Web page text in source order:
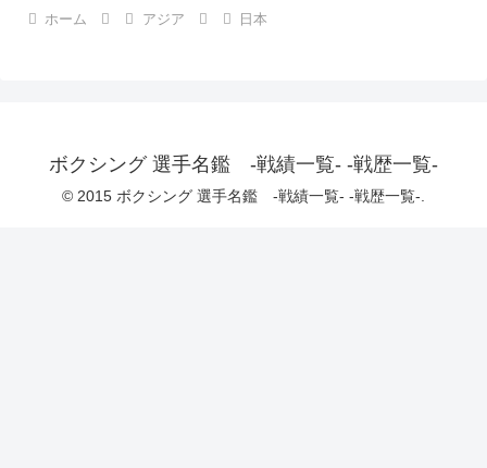
ホーム アジア 日本
ボクシング 選手名鑑 -戦績一覧- -戦歴一覧-
© 2015 ボクシング 選手名鑑 -戦績一覧- -戦歴一覧-.